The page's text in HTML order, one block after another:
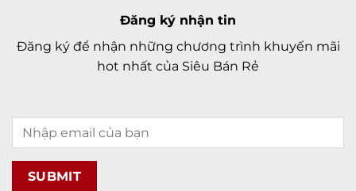
Đăng ký nhận tin
Đăng ký để nhận những chương trình khuyến mãi
hot nhất của Siêu Bán Rẻ